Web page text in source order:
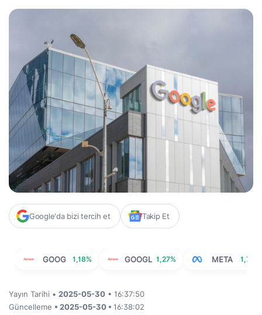
Google'da bizi tercih et Takip Et
GOOG 1,18% GOOGL 1,27% META 1,76%
Yayın Tarihi • 2025-05-30 • 16:37:50
Güncelleme • 2025-05-30 • 16:38:02